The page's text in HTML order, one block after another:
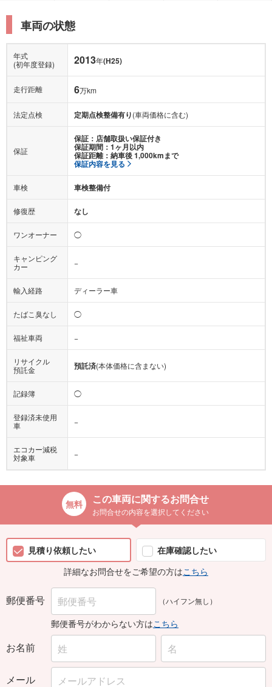
車両の状態
年式
(初年度登録)
2013年(H25)
走行距離 6万km
法定点検 定期点検整備有り(車両価格に含む)
保証
保証：店舗取扱い保証付き
保証期間：1ヶ月以内
保証距離：納車後 1,000kmまで
保証内容を見る
車検 車検整備付
修復歴 なし
ワンオーナー ◯
キャンピング
カー
−
輸入経路 ディーラー車
たばこ臭なし ◯
福祉車両 −
リサイクル
預託金
預託済(本体価格に含まない)
記録簿 ◯
登録済未使用
車
−
エコカー減税
対象車
−
この車両に関するお問合せ
お問合せの内容を選択してください
見積り依頼したい
在庫確認したい
詳細なお問合せをご希望の方はこちら
郵便番号 （ハイフン無し）
郵便番号がわからない方はこちら
お名前
メール